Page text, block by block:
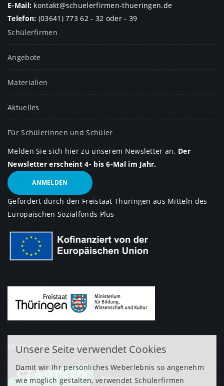
E-Mail: kontakt@schuelerfirmen-thueringen.de
Telefon: (03641) 773 62 - 32 oder- 39
Schülerfirmen
Angebote
Materialien
Aktuelles
Für Schülerinnen und Schüler
Melden Sie sich hier zu unserem Newsletter an. Der
Newsletter erscheint 4- bis 6-Mal im Jahr.
ANMELDEN
Gefördert durch den Freistaat Thüringen aus Mitteln des
Europäischen Sozialfonds Plus
Mitglied im Netzwerk
Unsere Seite verwendet Cookies
Damit wir Ihr persönliches Weberlebnis so angenehm
wie möglich gestalten, verwendet Schülerfirmen